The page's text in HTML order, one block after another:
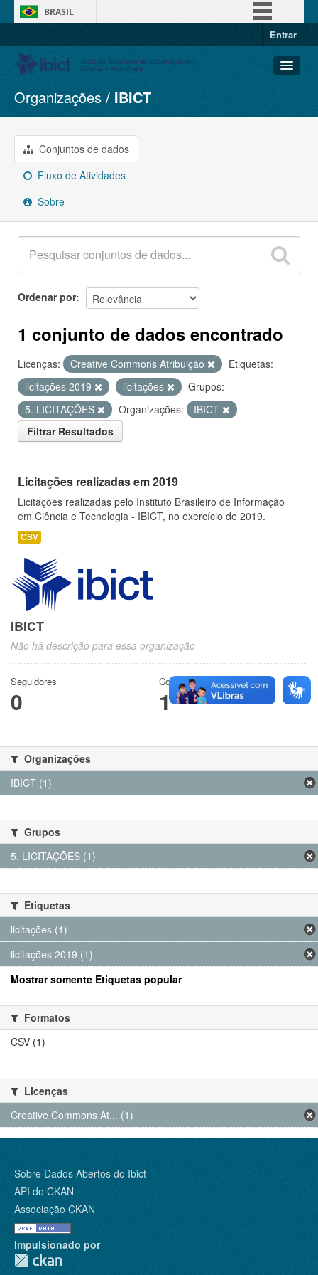
BRASIL
Entrar
Conjuntos de dados
Organizações
Grupos
Sobre
Organizações IBICT
Conjuntos de dados
Fluxo de Atividades
Sobre
Ordenar por
1 conjunto de dados encontrado
Licenças: Creative Commons Atribuição
Etiquetas:
licitações 2019
licitações
Grupos:
5. LICITAÇÕES
Organizações:
IBICT
Filtrar Resultados
Licitações realizadas em 2019
Licitações realizadas pelo Instituto Brasileiro de Informação
em Ciência e Tecnologia - IBICT, no exercício de 2019.
CSV
IBICT
Não há descrição para essa organização
Seguidores
0
Conjuntos de dados
1
Organizações
IBICT (1)
Grupos
5. LICITAÇÕES (1)
Etiquetas
licitações (1)
licitações 2019 (1)
Mostrar somente Etiquetas popular
Formatos
CSV (1)
Licenças
Creative Commons At... (1)
Sobre Dados Abertos do Ibict
API do CKAN
Associação CKAN
Impulsionado por